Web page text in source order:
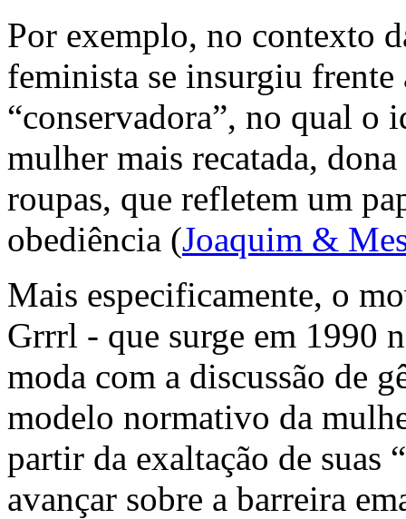
Por exemplo, no contexto
feminista se insurgiu frente
“conservadora”, no qual o
mulher mais recatada,
roupas, que refletem um
obediência (Joaquim &
Mais especificamente, o
Grrrl - que surge em 1990
moda com a discussão de
modelo normativo da
partir da exaltação de suas
avançar sobre a barreira